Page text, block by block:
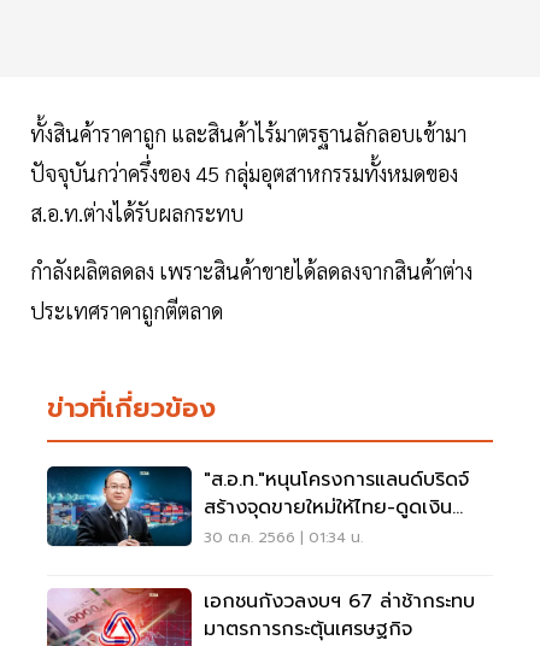
ทั้งสินค้าราคาถูก และสินค้าไร้มาตรฐานลักลอบเข้ามา
ปัจจุบันกว่าครึ่งของ 45 กลุ่มอุตสาหกรรมทั้งหมดของ
ส.อ.ท.ต่างได้รับผลกระทบ
กำลังผลิตลดลง เพราะสินค้าขายได้ลดลงจากสินค้าต่าง
ประเทศราคาถูกตีตลาด
ข่าวที่เกี่ยวข้อง
"ส.อ.ท."หนุนโครงการแลนด์บริดจ์
สร้างจุดขายใหม่ให้ไทย-ดูดเงิน
ลงทุน
30 ต.ค. 2566 | 01:34 น.
เอกชนกังวลงบฯ 67 ล่าช้ากระทบ
มาตรการกระตุ้นเศรษฐกิจ